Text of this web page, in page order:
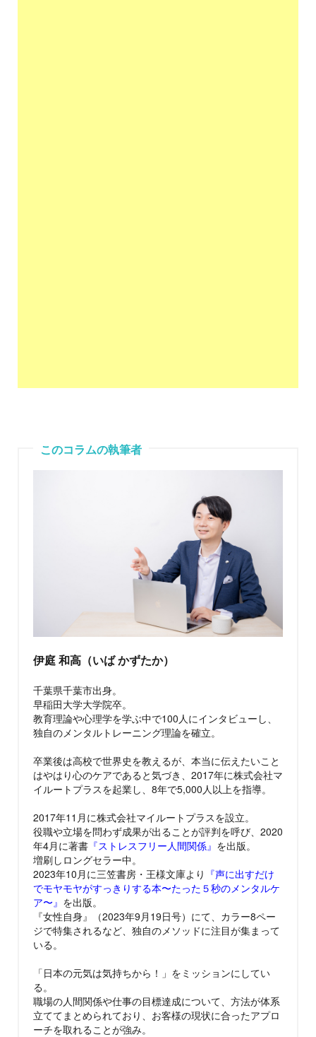
このコラムの執筆者
伊庭 和高（いば かずたか）
千葉県千葉市出身。
早稲田大学大学院卒。
教育理論や心理学を学ぶ中で100人にインタビューし、
独自のメンタルトレーニング理論を確立。
卒業後は高校で世界史を教えるが、本当に伝えたいこと
はやはり心のケアであると気づき、2017年に株式会社マ
イルートプラスを起業し、8年で5,000人以上を指導。
2017年11月に株式会社マイルートプラスを設立。
役職や立場を問わず成果が出ることが評判を呼び、2020
年4月に著書 『ストレスフリー人間関係』 を出版。
増刷しロングセラー中。
2023年10月に三笠書房・王様文庫より 『声に出すだけ
でモヤモヤがすっきりする本〜たった５秒のメンタルケ
ア〜』 を出版。
『女性自身』（2023年9月19日号）にて、カラー8ペー
ジで特集されるなど、独自のメソッドに注目が集まって
いる。
「日本の元気は気持ちから！」をミッションにしてい
る。
職場の人間関係や仕事の目標達成について、方法が体系
立ててまとめられており、お客様の現状に合ったアプロ
ーチを取れることが強み。